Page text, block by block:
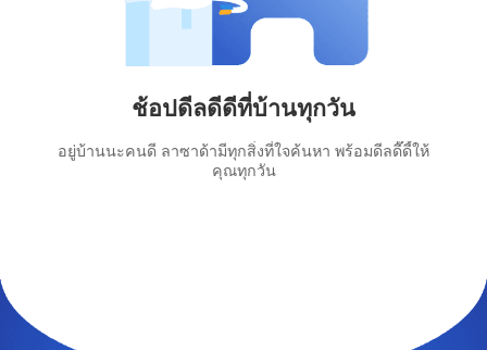
ช้อปดีลดีดีที่บ้านทุกวัน
อยู่บ้านนะคนดี ลาซาด้ามีทุกสิ่งที่ใจค้นหา พร้อมดีลดี๊ดี้ให้
คุณทุกวัน